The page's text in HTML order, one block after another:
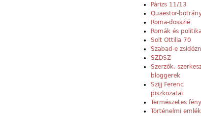
Párizs 11/13
Quaestor-
Roma-dosszié
Romák és
Solt Ottilia 70
Szabad-e
SZDSZ
Szerzők,
bloggerek
Szijj Ferenc
piszkozatai
Természetes
Történelmi